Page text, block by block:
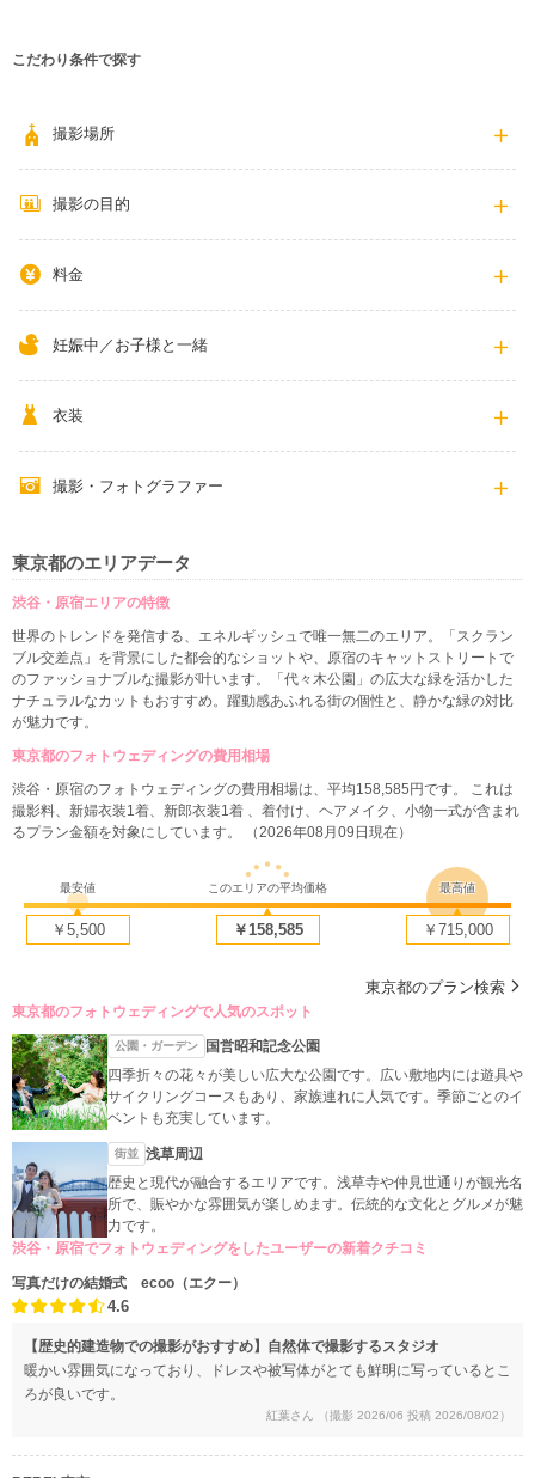
こだわり条件で探す
撮影場所
撮影の目的
料金
妊娠中／お子様と一緒
衣装
撮影・フォトグラファー
東京都のエリアデータ
渋谷・原宿エリアの特徴
世界のトレンドを発信する、エネルギッシュで唯一無二のエリア。「スクラン
ブル交差点」を背景にした都会的なショットや、原宿のキャットストリートで
のファッショナブルな撮影が叶います。「代々木公園」の広大な緑を活かした
ナチュラルなカットもおすすめ。躍動感あふれる街の個性と、静かな緑の対比
が魅力です。
東京都のフォトウェディングの費用相場
渋谷・原宿のフォトウェディングの費用相場は、平均158,585円です。 これは
撮影料、新婦衣装1着、新郎衣装1着 、着付け、ヘアメイク、小物一式が含まれ
るプラン金額を対象にしています。 （2026年08月09日現在）
最安値
￥5,500
このエリアの平均価格
￥158,585
最高値
￥715,000
東京都のプラン検索
東京都のフォトウェディングで人気のスポット
公園・ガーデン
国営昭和記念公園
四季折々の花々が美しい広大な公園です。広い敷地内には遊具や
サイクリングコースもあり、家族連れに人気です。季節ごとのイ
ベントも充実しています。
街並 浅草周辺
歴史と現代が融合するエリアです。浅草寺や仲見世通りが観光名
所で、賑やかな雰囲気が楽しめます。伝統的な文化とグルメが魅
力です。
渋谷・原宿でフォトウェディングをしたユーザーの新着クチコミ
写真だけの結婚式 ecoo（エクー）
4.6
【歴史的建造物での撮影がおすすめ】自然体で撮影するスタジオ
暖かい雰囲気になっており、ドレスや被写体がとても鮮明に写っているとこ
ろが良いです。
紅葉さん （撮影 2026/06 投稿 2026/08/02）